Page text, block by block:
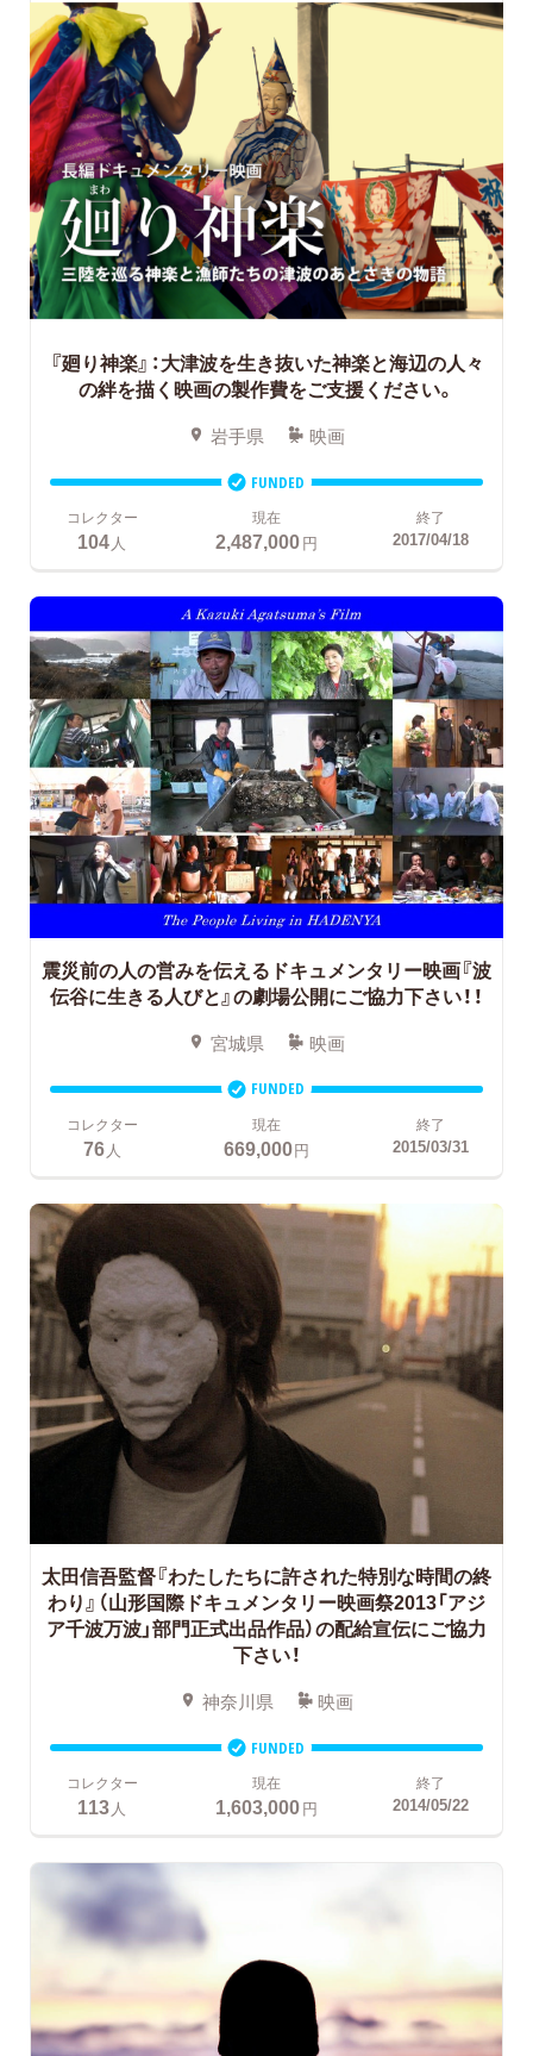
『廻り神楽』：大津波を生き抜いた神楽と海辺の人々
の絆を描く映画の製作費をご支援ください。
岩手県 映画
FUNDED
コレクター
104人
現在
2,487,000円
終了
2017/04/18
震災前の人の営みを伝えるドキュメンタリー映画『波
伝谷に生きる人びと』の劇場公開にご協力下さい！！
宮城県 映画
FUNDED
コレクター
76 人
現在
669,000円
終了
2015/03/31
太田信吾監督『わたしたちに許された特別な時間の終
わり』（山形国際ドキュメンタリー映画祭2013「アジ
ア千波万波」部門正式出品作品）の配給宣伝にご協力
下さい！
神奈川県 映画
FUNDED
コレクター
113人
現在
1,603,000円
終了
2014/05/22